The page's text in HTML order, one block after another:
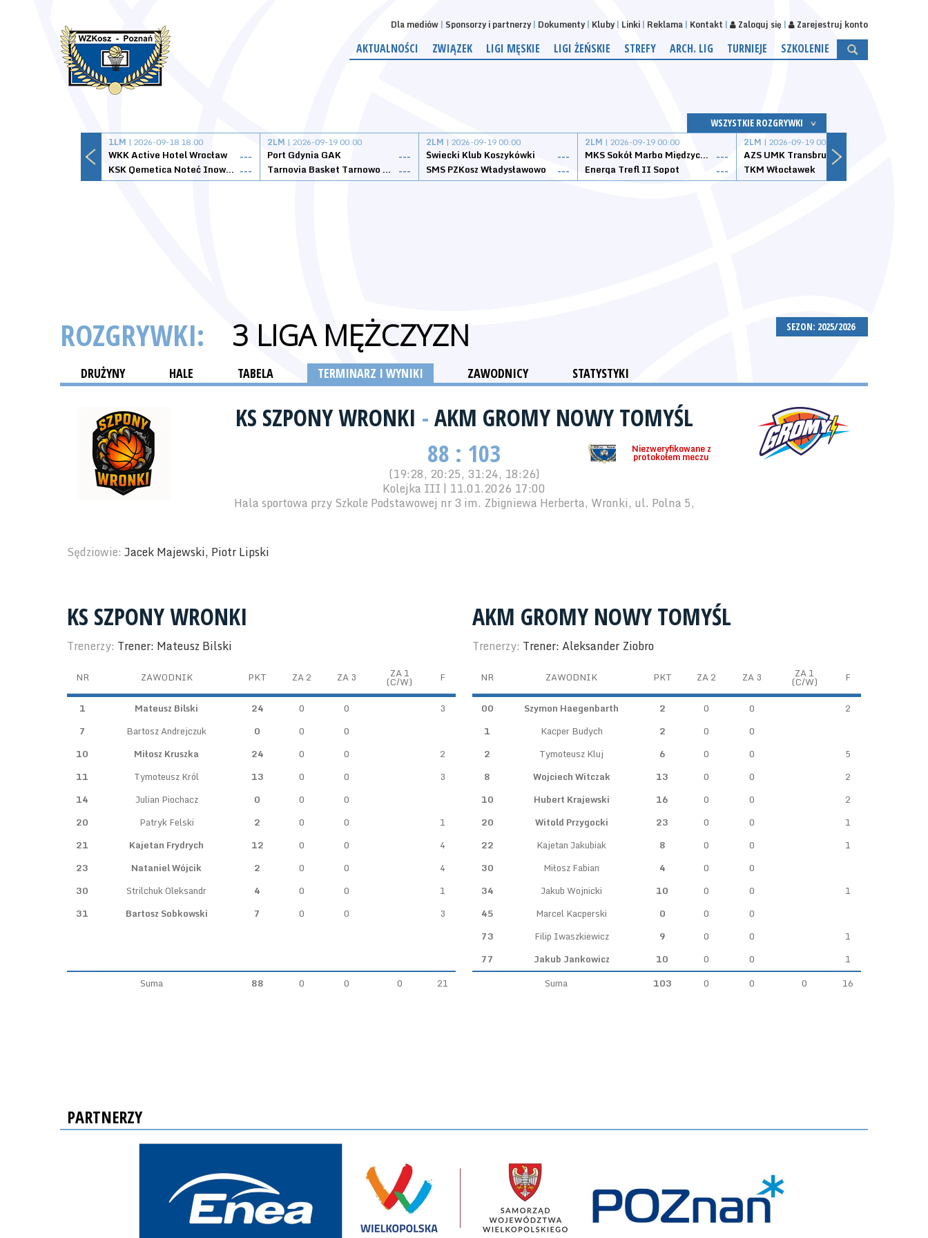
Dla mediów Sponsorzy i partnerzy Dokumenty Kluby Linki Reklama Kontakt Zaloguj się Zarejestruj konto
AKTUALNOŚCI ZWIĄZEK LIGI MĘSKIE LIGI ŻEŃSKIE STREFY ARCH. LIG TURNIEJE SZKOLENIE
WSZYSTKIE ROZGRYWKI
1LM | 2026-09-18 18:00
WKK Active Hotel Wrocław
---
KSK Qemetica Noteć Inowrocław ---
2LM | 2026-09-19 00:00
Port Gdynia GAK
---
Tarnovia Basket Tarnowo Podgórne ---
2LM | 2026-09-19 00:00
Świecki Klub Koszykówki
---
SMS PZKosz Władysławowo
---
2LM | 2026-09-19 00:00
MKS Sokół Marbo Międzychód ---
Energa Trefl II Sopot
---
2LM | 2026-09-19 00:00
AZS UMK Transbruk Toruń
TKM Włocławek
SEZON: 2025/2026
ROZGRYWKI: 3 LIGA MĘŻCZYZN
DRUŻYNY HALE TABELA TERMINARZ I WYNIKI ZAWODNICY STATYSTYKI
KS SZPONY WRONKI -AKM GROMY NOWY TOMYŚL
Niezweryfikowane z
protokołem meczu
88 : 103
(19:28, 20:25, 31:24, 18:26)
Kolejka III | 11.01.2026 17:00
Hala sportowa przy Szkole Podstawowej nr 3 im. Zbigniewa Herberta, Wronki, ul. Polna 5,
Sędziowie: Jacek Majewski, Piotr Lipski
KS SZPONY WRONKI
Trenerzy: Trener: Mateusz Bilski
NR ZAWODNIK PKT ZA 2 ZA 3 ZA 1
(C/W) F
1 Mateusz Bilski 24 0 0
3
7
Bartosz Andrejczuk 0 0
0
10
Miłosz Kruszka 24 0 0
2
11
Tymoteusz Król 13 0 0
3
14
Julian Piochacz 0 0
0
20
Patryk Felski 2 0 0
1
21
Kajetan Frydrych 12 0 0
4
23
Nataniel Wójcik 2 0 0
4
30
Strilchuk Oleksandr 4 0 0
1
31
Bartosz Sobkowski 7 0 0 3
Suma 88 0 0 0 21
AKM GROMY NOWY TOMYŚL
Trenerzy: Trener: Aleksander Ziobro
NR ZAWODNIK PKT ZA 2 ZA 3 ZA 1
(C/W) F
00 Szymon Haegenbarth 2 0 0
2
1
Kacper Budych 2 0
0
2
Tymoteusz Kluj 6 0 0
5
8
Wojciech Witczak 13 0 0
2
10
Hubert Krajewski 16 0 0
2
20
Witold Przygocki 23 0 0
1
22
Kajetan Jakubiak 8 0 0
1
30
Miłosz Fabian 4 0
0
34
Jakub Wojnicki 10 0 0
1
45
Marcel Kacperski 0 0
0
73
Filip Iwaszkiewicz 9 0 0
1
77
Jakub Jankowicz 10 0 0
1
Suma
103 0 0 0 16
PARTNERZY